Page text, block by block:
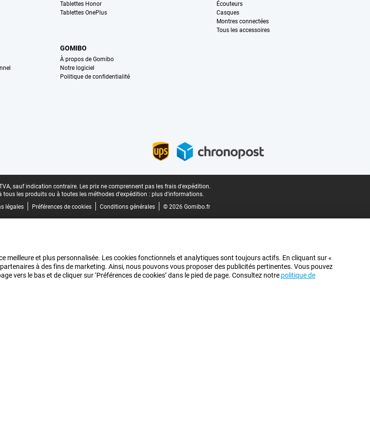
Tablettes Honor
Tablettes OnePlus
Écouteurs
Casques
Montres connectées
Tous les accessoires
GOMIBO
À propos de Gomibo
Notre logiciel
Politique de confidentialité
sauf indication contraire. Les prix ne comprennent pas les frais d'expédition.
les produits ou à toutes les méthodes d'expédition : plus d'informations.
légales Préférences de cookies Conditions générales © 2026 Gomibo.fr
meilleure et plus personnalisée. Les cookies fonctionnels et analytiques sont toujours actifs. En cliquant sur «
à des fins de marketing. Ainsi, nous pouvons vous proposer des publicités pertinentes. Vous pouvez
vers le bas et de cliquer sur ‘Préférences de cookies’ dans le pied de page. Consultez notre politique de